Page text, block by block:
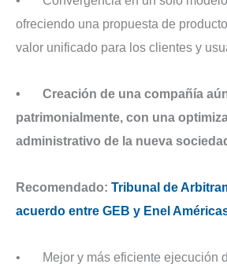
ofreciendo una propuesta de
valor unificado para los clientes y
• Creación de una compañía
patrimonialmente, con una
administrativo de la nueva
Recomendado: Tribunal de
acuerdo entre GEB y Enel
• Mejor y más eficiente ejecución